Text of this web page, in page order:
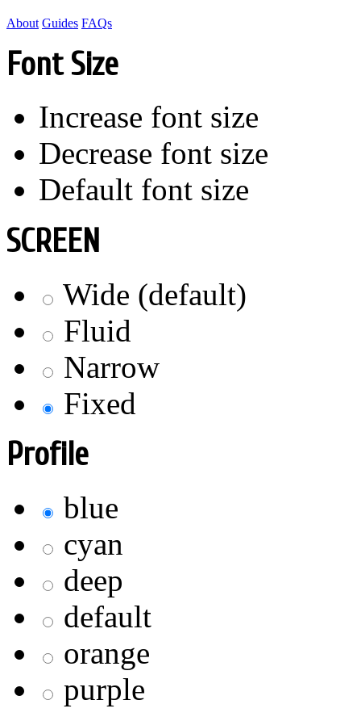
About Guides FAQs
Font Size
Increase font size
Decrease font size
Default font size
SCREEN
Wide (default)
Fluid
Narrow
Fixed
Profile
blue
cyan
deep
default
orange
purple